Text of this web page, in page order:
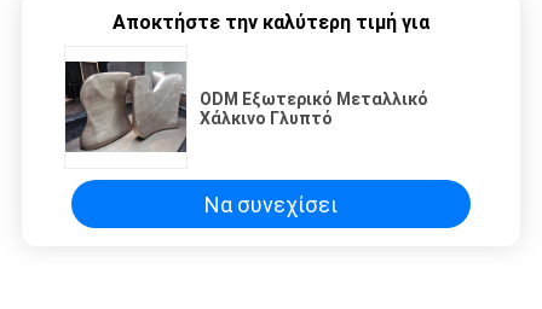
Αποκτήστε την καλύτερη τιμή για
ODM Εξωτερικό Μεταλλικό
Χάλκινο Γλυπτό
Να συνεχίσει